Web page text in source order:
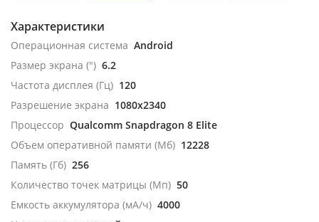
Характеристики
Операционная система Android
Размер экрана (") 6.2
Частота дисплея (Гц) 120
Разрешение экрана 1080x2340
Процессор Qualcomm Snapdragon 8 Elite
Объем оперативной памяти (Мб) 12228
Память (Гб) 256
Количество точек матрицы (Мп) 50
Емкость аккумулятора (мА/ч) 4000